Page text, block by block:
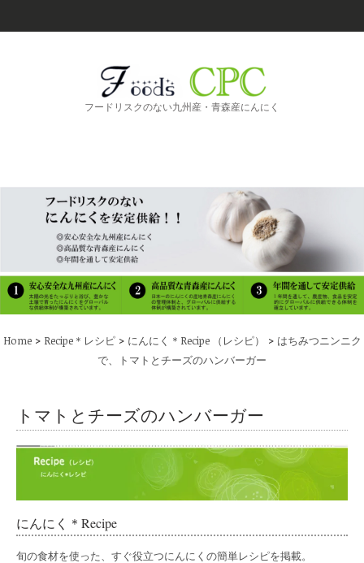
フードリスクのない九州産・青森産にんにく
Home> Recipe＊レシピ> にんにく＊Recipe （レシピ） > はちみつニンニク
で、トマトとチーズのハンバーガー
トマトとチーズのハンバーガー
にんにく＊Recipe
旬の食材を使った、すぐ役立つにんにくの簡単レシピを掲載。